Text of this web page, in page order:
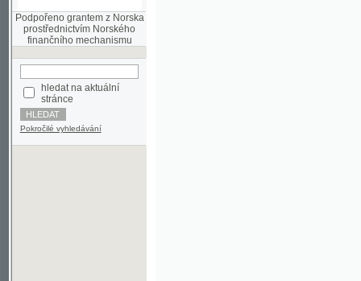
hledat na aktuální
stránce
Pokročilé vyhledávání